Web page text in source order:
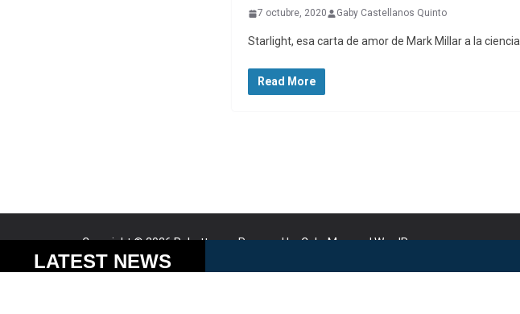
7 octubre, 2020 Gaby Castellanos Quinto
Starlight, esa carta de amor de Mark Millar a la
Read More
Copyright © 2026Robotto.mx. Powered byColorMagandWordPress.
LATEST NEWS Cookies help us deliver our services. By using